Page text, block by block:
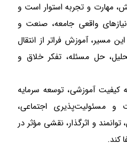
مهارت و تجربه استوار است و
واقعی جامعه، صنعت و
مسیر، آموزش فراتر از انتقال
حل مسئله، تفکر خلاق و
کیفیت آموزشی، توسعه سرمایه
مسئولیت‌پذیری اجتماعی،
و اثرگذار، نقشی مؤثر در
کند.